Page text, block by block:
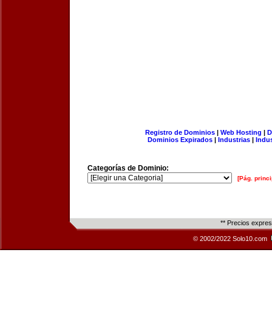
Registro de Dominios| Web Hosting |
Dominios Expirados | Industrias |
Categorías de Dominio:
[Pág.
** Precios
© 2002/2022 Solo10.com